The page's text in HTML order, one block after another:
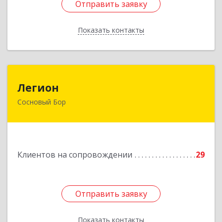
Отправить заявку
Показать контакты
Отправить заявку
Назад
Легион
Сосновый Бор
Клиентов на сопровождении 29
Отправить заявку
Показать контакты
188544, Ленинградская обл, Сосновый Бор г,
Отправить заявку
Назад